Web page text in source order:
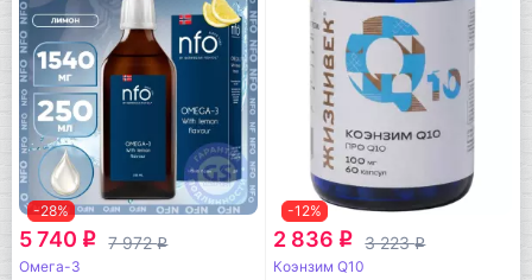
-28%
5 740 q 7 972q
Омега-3
-12%
2 836 q 3 223q
Коэнзим Q10